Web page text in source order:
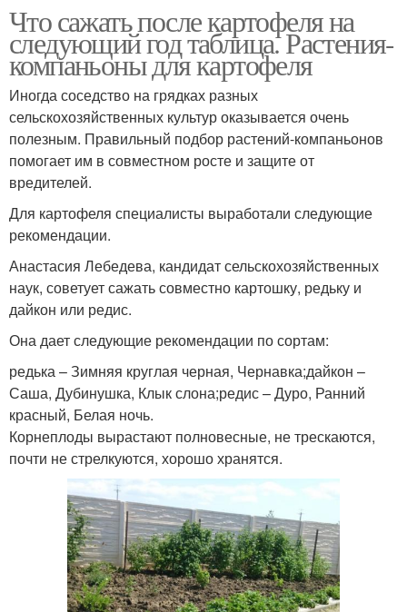
Что сажать после картофеля на
следующий год таблица. Растения-
компаньоны для картофеля
Иногда соседство на грядках разных
сельскохозяйственных культур оказывается очень
полезным. Правильный подбор растений-компаньонов
помогает им в совместном росте и защите от
вредителей.
Для картофеля специалисты выработали следующие
рекомендации.
Анастасия Лебедева, кандидат сельскохозяйственных
наук, советует сажать совместно картошку, редьку и
дайкон или редис.
Она дает следующие рекомендации по сортам:
редька – Зимняя круглая черная, Чернавка;дайкон –
Саша, Дубинушка, Клык слона;редис – Дуро, Ранний
красный, Белая ночь.
Корнеплоды вырастают полновесные, не трескаются,
почти не стрелкуются, хорошо хранятся.